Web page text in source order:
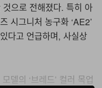
으로 전해졌다. 특히 아
시그니처 농구화 ‘AE2’
다고 언급하며, 사실상
델의 ‘브레드’ 컬러 목업